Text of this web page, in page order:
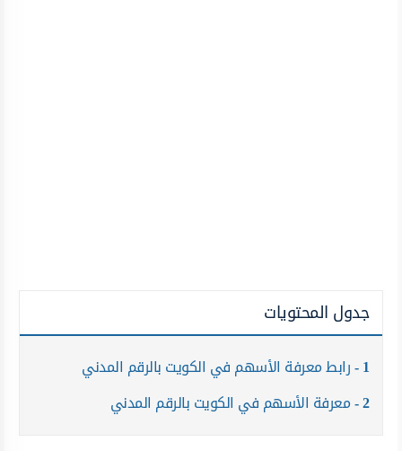
جدول المحتويات
1 رابط معرفة الأسهم في الكويت بالرقم المدني
2 معرفة الأسهم في الكويت بالرقم المدني